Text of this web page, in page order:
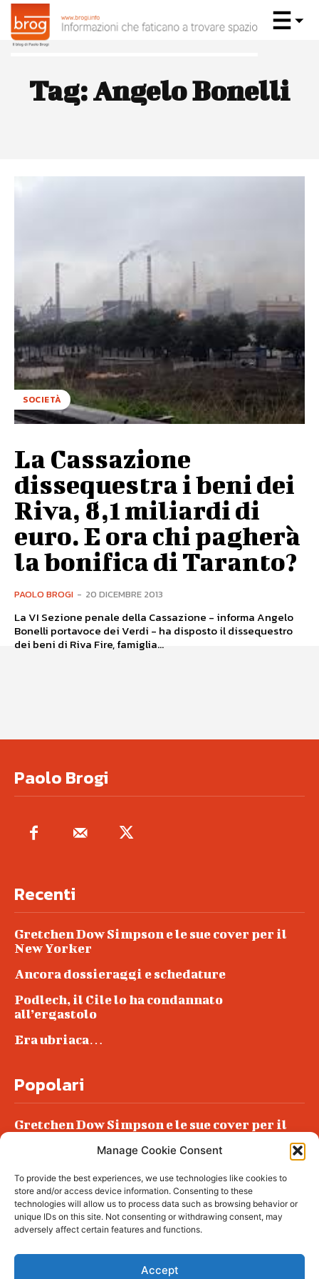
Manage Cookie Consent
To provide the best experiences, we use technologies like cookies to
store and/or access device information. Consenting to these
technologies will allow us to process data such as browsing behavior or
unique IDs on this site. Not consenting or withdrawing consent, may
adversely affect certain features and functions.
Accept
Tag:Angelo Bonelli
SOCIETÀ
La Cassazione
dissequestra i beni dei
Riva, 8,1 miliardi di
euro. E ora chi pagherà
la bonifica di Taranto?
PAOLO BROGI - 20 DICEMBRE 2013
La VI Sezione penale della Cassazione - informa Angelo
Bonelli portavoce dei Verdi - ha disposto il dissequestro
dei beni di Riva Fire, famiglia...
Paolo Brogi
Recenti
Gretchen Dow Simpson e le sue cover per il
New Yorker
Ancora dossieraggi e schedature
Podlech, il Cile lo ha condannato
all’ergastolo
Era ubriaca…
Popolari
Gretchen Dow Simpson e le sue cover per il
Podlech, il Cile lo ha condannato
all’ergastolo
Era ubriaca…